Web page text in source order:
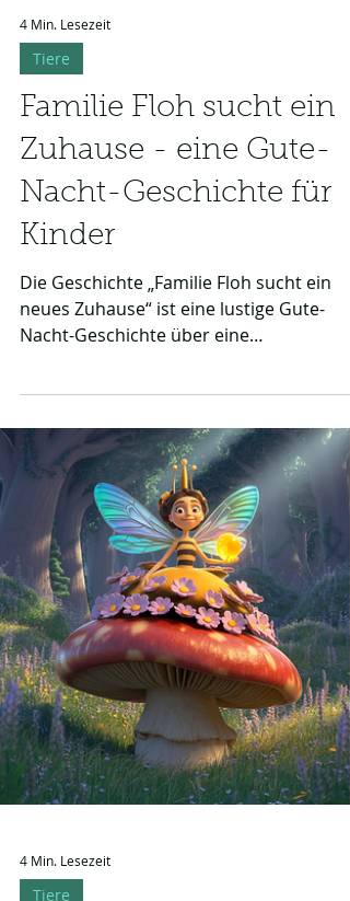
4 Min. Lesezeit
Familie Floh sucht ein
Nacht-Geschichte für
Kinder
Die Geschichte „Familie Floh sucht ein
neues Zuhause“ ist eine lustige Gute-
Nacht-Geschichte über eine
abenteuerlustige Flohfamilie, die auf der
Suche nach einem kuscheligen Heim viele
Tiere trifft. Mit Humor, Chaos und Herz
erzählt, erleben Kinder eine fröhliche
Reise voller witziger Begegnungen und
finden am Ende Geborgenheit im Fell
eines freundlichen Hundes.